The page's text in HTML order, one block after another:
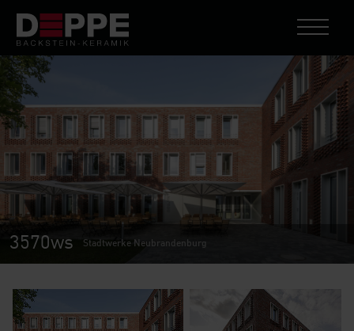
3570ws Stadtwerke Neubrandenburg